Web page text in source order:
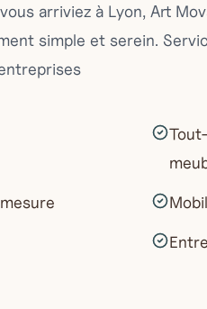
arriviez à Lyon, Art
simple et serein.